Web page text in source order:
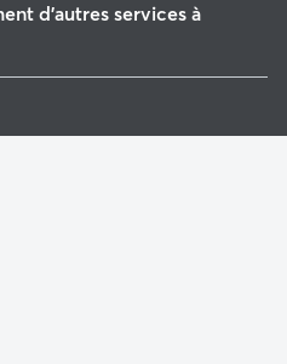
d'autres services à
Jugon